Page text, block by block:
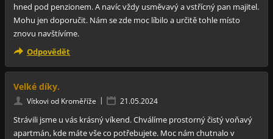
hned pod penzionem. A navíc vždy usměvavý a vstřícný pan majitel.
Mohu jen doporučit. Nám se zde moc líbilo a určitě tohle místo
znovu navštívíme.
Odpovědět
Velké díky.
Vítkovi od Kroměříže | 21.05.2024
Strávili jsme u vás krásný víkend. Chválíme prostorný čistý voňavý
apartmán, kde máte vše co potřebujete. Moc nám chutnalo v